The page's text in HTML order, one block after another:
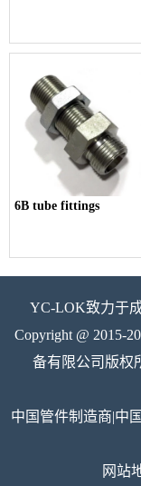
6B tube fittings
YC-LOK致力于
Copyright @ 2015-
备有限公司版权
中国管件制造商|中
网站